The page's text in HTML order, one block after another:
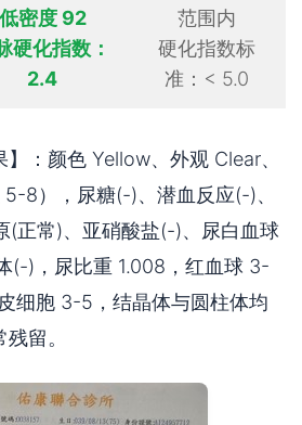
低密度 92
硬化指数：
2.4
范围内
硬化指数标
准：< 5.0
】：颜色 Yellow、外观 Clear、
8），尿糖(-)、潜血反应(-)、
(正常)、亚硝酸盐(-)、尿白血球
(-)，尿比重 1.008，红血球 3-
细胞 3-5，结晶体与圆柱体均
留。